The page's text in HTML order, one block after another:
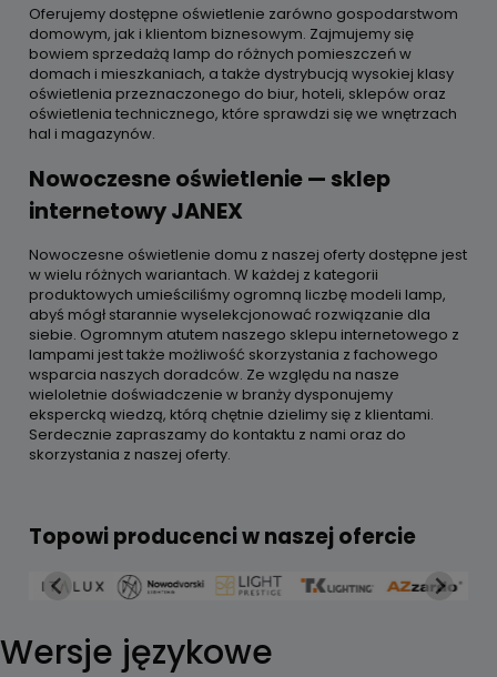
Oferujemy dostępne oświetlenie zarówno gospodarstwom
domowym, jak i klientom biznesowym. Zajmujemy się
bowiem sprzedażą lamp do różnych pomieszczeń w
domach i mieszkaniach, a także dystrybucją wysokiej klasy
oświetlenia przeznaczonego do biur, hoteli, sklepów oraz
oświetlenia technicznego, które sprawdzi się we wnętrzach
hal i magazynów.
Nowoczesne oświetlenie — sklep
internetowy JANEX
Nowoczesne oświetlenie domu z naszej oferty dostępne jest
w wielu różnych wariantach. W każdej z kategorii
produktowych umieściliśmy ogromną liczbę modeli lamp,
abyś mógł starannie wyselekcjonować rozwiązanie dla
siebie. Ogromnym atutem naszego sklepu internetowego z
lampami jest także możliwość skorzystania z fachowego
wsparcia naszych doradców. Ze względu na nasze
wieloletnie doświadczenie w branży dysponujemy
ekspercką wiedzą, którą chętnie dzielimy się z klientami.
Serdecznie zapraszamy do kontaktu z nami oraz do
skorzystania z naszej oferty.
Topowi producenci w naszej ofercie
Wersje językowe